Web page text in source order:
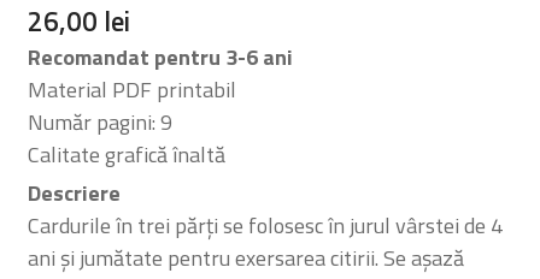
26,00 lei
Recomandat pentru 3-6 ani
Material PDF printabil
Număr pagini: 9
Calitate grafică înaltă
Descriere
Cardurile în trei părți se folosesc în jurul vârstei de 4
ani și jumătate pentru exersarea citirii. Se așază